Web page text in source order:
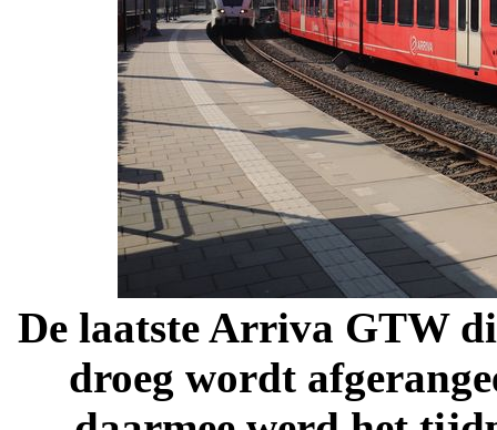
De laatste Arriva GTW
droeg wordt